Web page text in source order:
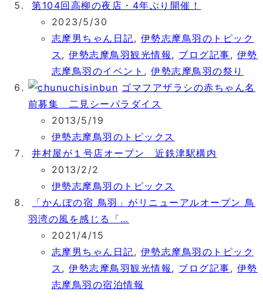
第104回高柳の夜店・4年ぶり開催！
2023/5/30
志摩男ちゃん日記, 伊勢志摩鳥羽のトピック
ス ,伊勢志摩鳥羽観光情報 , ブログ記事, 伊勢
志摩鳥羽のイベント ,伊勢志摩鳥羽の祭り
ゴマフアザラシの赤ちゃん名
前募集 二見シーパラダイス
2013/5/19
伊勢志摩鳥羽のトピックス
井村屋が１号店オープン 近鉄津駅構内
2013/2/2
伊勢志摩鳥羽のトピックス
「かんぽの宿 鳥羽」がリニューアルオープン 鳥
羽湾の風を感じる「…
2021/4/15
志摩男ちゃん日記, 伊勢志摩鳥羽のトピック
ス ,伊勢志摩鳥羽観光情報 , ブログ記事, 伊勢
志摩鳥羽の宿泊情報